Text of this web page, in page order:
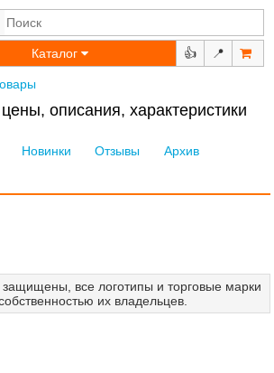
Каталог 👍 📍
описания, характеристики
Новинки Отзывы
Архив
все логотипы и торговые марки
их владельцев.